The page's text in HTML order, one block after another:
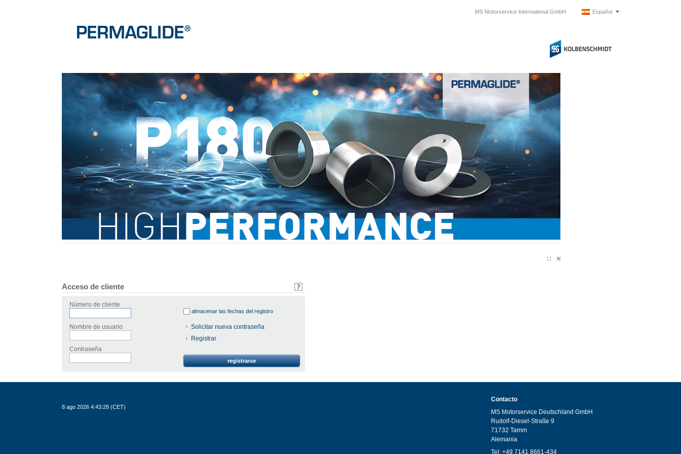
MS Motorservice International GmbH Español
Acceso de cliente
Número de cliente
Nombre de usuario
Contraseña
almacenar las fechas del registro
Solicitar nueva contraseña
Registrar
registrarse
8 ago 2026 4:43:28 (CET)
Contacto
MS Motorservice Deutschland GmbH
Rudolf-Diesel-Straße 9
71732 Tamm
Alemania
Tel: +49 7141 8661-434